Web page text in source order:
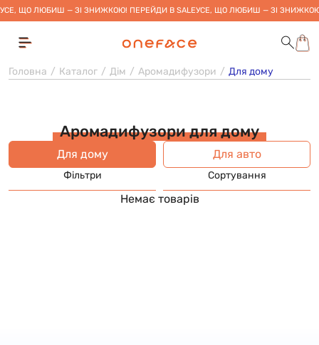
УСЕ, ЩО ЛЮБИШ — ЗІ ЗНИЖКОЮ! ПЕРЕЙДИ В SALEУСЕ, ЩО ЛЮБИШ — ЗІ
Головна Каталог Дім Аромадифузори Для дому
Аромадифузори для дому
Для дому Для авто
Фільтри Сортування
Немає товарів